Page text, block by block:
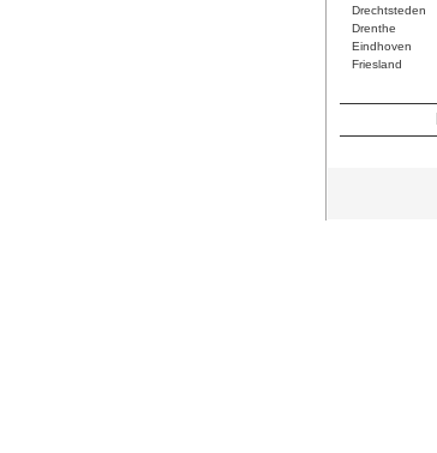
Drechtsteden
Drenthe
Eindhoven
Friesland